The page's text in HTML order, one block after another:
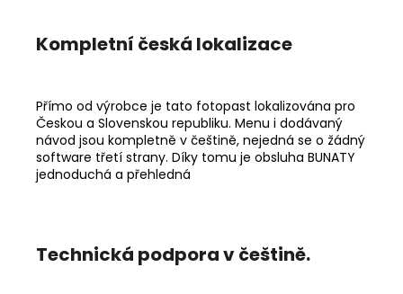
Kompletní česká lokalizace
Přímo od výrobce je tato fotopast lokalizována pro
Českou a Slovenskou republiku. Menu i dodávaný
návod jsou kompletně v češtině, nejedná se o žádný
software třetí strany. Díky tomu je obsluha BUNATY
jednoduchá a přehledná
Technická podpora v češtině.